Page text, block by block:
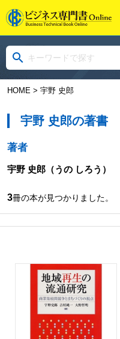
HOME> 宇野 史郎
宇野 史郎の著書
著者
宇野 史郎（うの しろう）
3冊の本が見つかりました。